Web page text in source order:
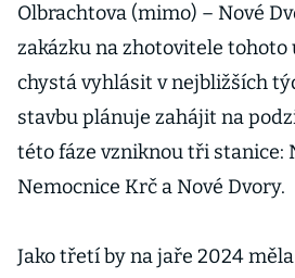
Olbrachtova (mimo) – Nové
zakázku na zhotovitele tohoto
chystá vyhlásit v nejbližších
stavbu plánuje zahájit na
této fáze vzniknou tři stanice:
Nemocnice Krč a Nové Dvory.
Jako třetí by na jaře 2024